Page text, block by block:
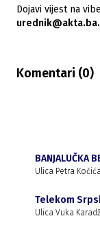
Dojavi vijest na
urednik@akta.ba.
Komentari (0)
BANJALUČKA
Ulica Petra
Telekom
Ulica Vuka